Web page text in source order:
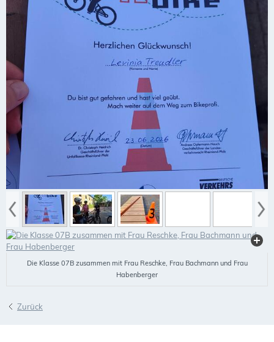
Die Klasse 07B zusammen mit Frau Reschke, Frau Bachmann und Frau
Habenberger
Zurück